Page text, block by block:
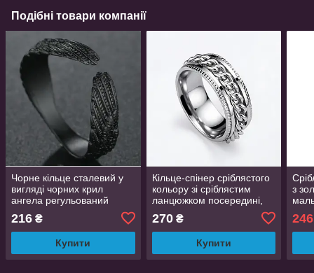
Подібні товари компанії
Чорне кільце сталевий у
вигляді чорних крил
ангела регульований
216 ₴
Купити
Кільце-спінер сріблястого
кольору зі сріблястим
ланцюжком посередині,
титанова сталь, розмір 20
270₴
Купити
з